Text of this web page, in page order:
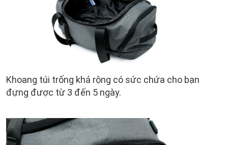
Khoang túi trống khá rộng có sức chứa cho bạn
đựng được từ 3 đến 5 ngày.